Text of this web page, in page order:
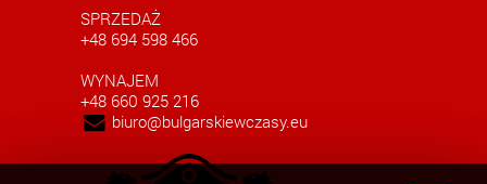
SPRZEDAŻ
+48 694 598 466
WYNAJEM
+48 660 925 216
biuro@bulgarskiewczasy.eu